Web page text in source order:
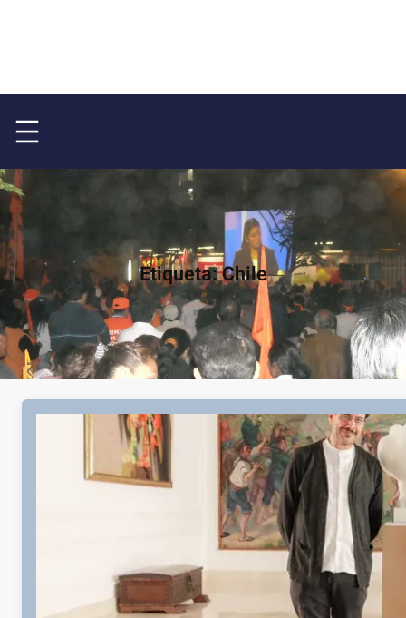
Etiqueta:Chile